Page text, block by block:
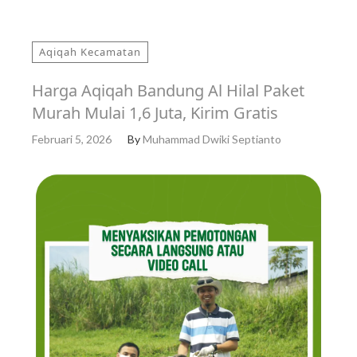
Aqiqah Kecamatan
Harga Aqiqah Bandung Al Hilal Paket
Murah Mulai 1,6 Juta, Kirim Gratis
Februari 5, 2026 ByMuhammad Dwiki Septianto